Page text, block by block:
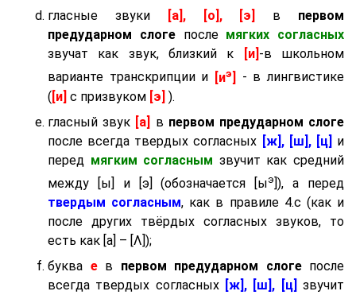
гласные звуки
[а], [о], [э] в первом
предударном слогепослемягких согласных
звучат как звук, близкий к
[и] -в школьном
варианте транскрипции и [иэ]
- в лингвистике
([и] с призвуком [э] ).
гласный звук [а] в первом предударном слоге
после всегда твердых согласных [ж], [ш], [ц] и
перед мягким согласным звучит как средний
между [ы] и [э] (обозначается [ыэ]), а перед
твердым согласным, как в правиле 4.c (как и
после других твёрдых согласных звуков, то
есть как [а] – [Λ]);
буква ев первом предударном слогепосле
всегда твердых согласных [ж], [ш], [ц] звучит